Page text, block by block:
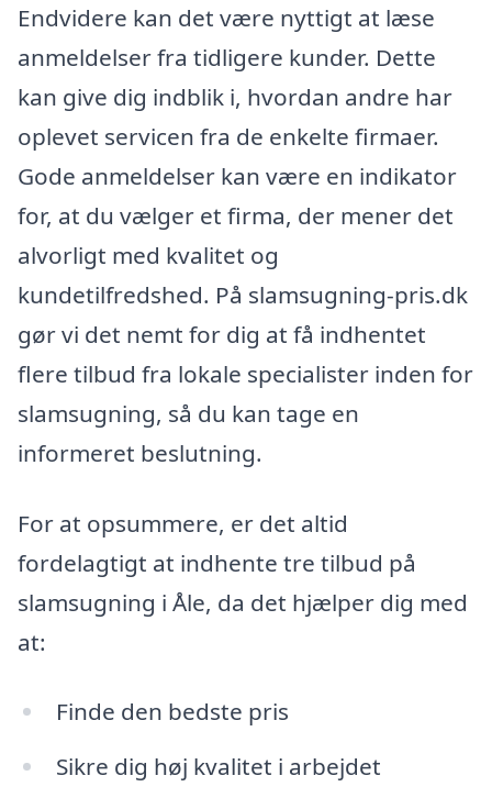
Endvidere kan det være nyttigt at læse
anmeldelser fra tidligere kunder. Dette
kan give dig indblik i, hvordan andre har
oplevet servicen fra de enkelte firmaer.
Gode anmeldelser kan være en indikator
for, at du vælger et firma, der mener det
alvorligt med kvalitet og
kundetilfredshed. På slamsugning-pris.dk
gør vi det nemt for dig at få indhentet
flere tilbud fra lokale specialister inden for
slamsugning, så du kan tage en
informeret beslutning.
For at opsummere, er det altid
fordelagtigt at indhente tre tilbud på
slamsugning i Åle, da det hjælper dig med
at:
Finde den bedste pris
Sikre dig høj kvalitet i arbejdet